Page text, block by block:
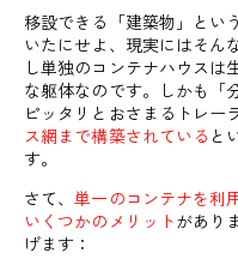
移設できる「建築物」とい
いたにせよ、現実にはそん
し単独のコンテナハウスは
な躯体なのです。しかも「
ピッタリとおさまるトレー
ス網まで構築されている と
す。
さて、単一のコンテナを利
いくつかのメリットがあり
げます：